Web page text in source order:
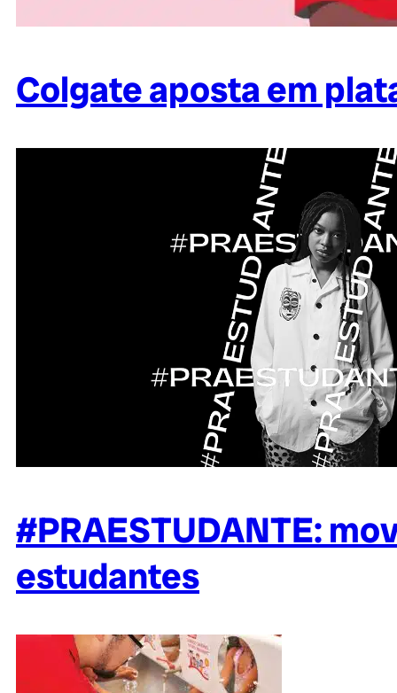
Colgate aposta em
#PRAESTUDANTE:
estudantes